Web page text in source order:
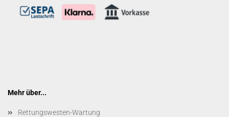
Mehr über...
Rettungswesten-Wartung